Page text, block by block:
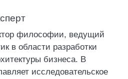
философии, ведущий
в области разработки
бизнеса. В
исследовательское